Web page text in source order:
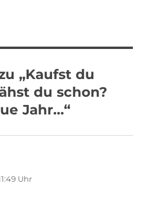
„Kaufst du
du schon?
Jahr…“
Uhr